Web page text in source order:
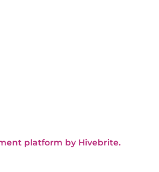
platform by Hivebrite.